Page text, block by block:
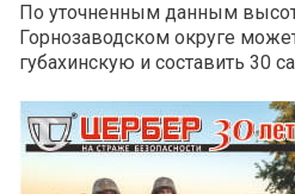
По уточненным данным
Горнозаводском округе
губахинскую и составить 30